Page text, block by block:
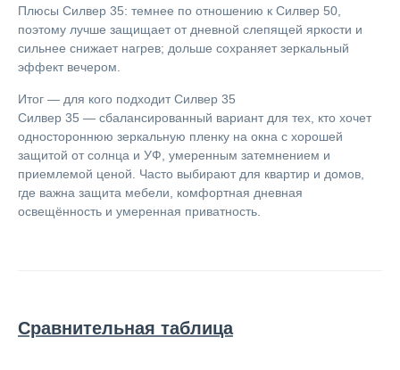
Плюсы Силвер 35: темнее по отношению к Силвер 50,
поэтому лучше защищает от дневной слепящей яркости и
сильнее снижает нагрев; дольше сохраняет зеркальный
эффект вечером.
Итог — для кого подходит Силвер 35
Силвер 35 — сбалансированный вариант для тех, кто хочет
одностороннюю зеркальную пленку на окна с хорошей
защитой от солнца и УФ, умеренным затемнением и
приемлемой ценой. Часто выбирают для квартир и домов,
где важна защита мебели, комфортная дневная
освещённость и умеренная приватность.
Сравнительная таблица